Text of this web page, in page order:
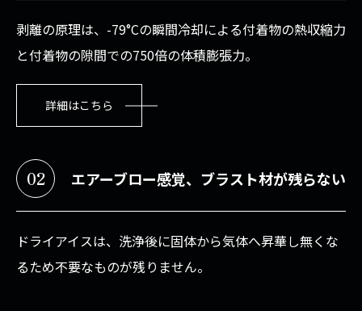
剥離の原理は、-79°Cの瞬間冷却による付着物の熱収縮力
と付着物の隙間での750倍の体積膨張力。
詳細はこちら
02 エアーブロー感覚、ブラスト材が残らない
ドライアイスは、洗浄後に固体から気体へ昇華し無くな
るため不要なものが残りません。